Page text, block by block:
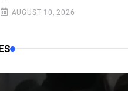
AUGUST 10, 2026